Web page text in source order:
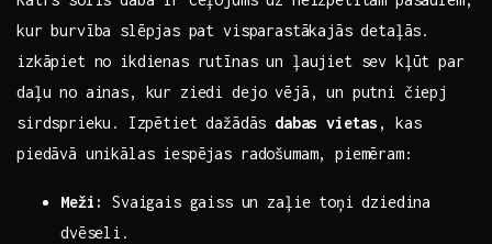
kur burvība slēpjas⁣ pat visparastākajās detaļās.‌
izkāpiet no ikdienas rutīnas un ļaujiet sev kļūt par
daļu no ainas, kur ziedi dejo vējā, un putni čiepj ​
sirdsprieku.⁤ Izpētiet dažādās dabas vietas , kas
piedāvā unikālas iespējas radošumam, piemēram:
Meži:
‌Svaigais gaiss un zaļie toņi dziedina
dvēseli.